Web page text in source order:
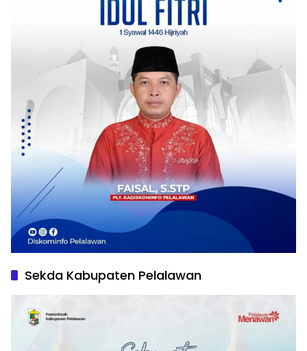
Sekda Kabupaten Pelalawan